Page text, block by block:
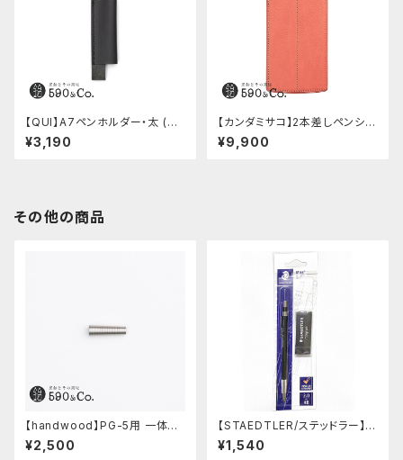
【QUI】A7ペンホルダー・太 (ブ
ラック)
¥3,190
【カンダミサコ】2本差しペンシー
ス・ミネルバボックス (ローズア
ンティコ)
¥9,900
その他の商品
【handwood】PG-5用 一体型
ノック部カバー (グルーブ/ステン
レス)
¥2,500
【STAEDTLER/ステッドラー】マ
ルス テクニコ芯ホルダー ブラッ
ク・限定 字消し付セット
¥1,540